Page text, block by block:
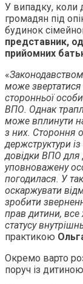
У випадку, коли
громадян під
будинок
представник,
прийомних
«Законодавством
може
сторонньої
ВПО. Однак
може вплинути
з них. Стороння
держструктури
довідки ВПО
уповноважену
погодилася. У
оскаржувати
зробити
прав дитини,
статусу
практикою
Окремо варто
поруч із